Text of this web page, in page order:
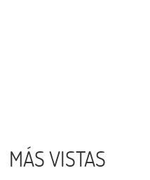
MÁS VISTAS